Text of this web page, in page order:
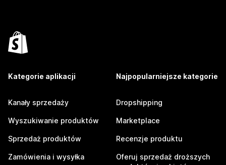
Kategorie aplikacji
Kanały sprzedaży
Wyszukiwanie produktów
Sprzedaż produktów
Zamówienia i wysyłka
Najpopularniejsze kategorie
Dropshipping
Marketplace
Recenzje produktu
Oferuj sprzedaż droższych